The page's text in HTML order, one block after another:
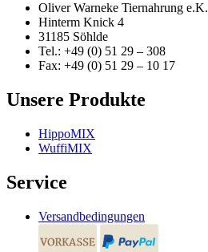
Oliver Warneke Tiernahrung e.K.
Hinterm Knick 4
31185 Söhlde
Tel.: +49 (0) 51 29 – 308
Fax: +49 (0) 51 29 – 10 17
Unsere Produkte
HippoMIX
WuffiMIX
Service
Versandbedingungen